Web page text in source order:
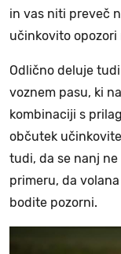
in vas niti preveč
učinkovito
Odlično deluje
voznem pasu, ki
kombinaciji s
občutek
tudi, da se nanj
primeru, da
bodite pozorni.